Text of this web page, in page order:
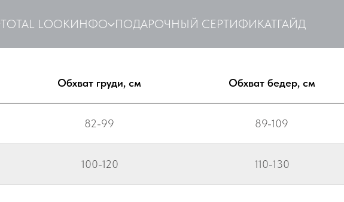
TOTAL LOOKИНФО ПОДАРОЧНЫЙ СЕРТИФИКАТГАЙД
Обхват груди, см Обхват бедер, см
82-99 89-109
100-120 110-130